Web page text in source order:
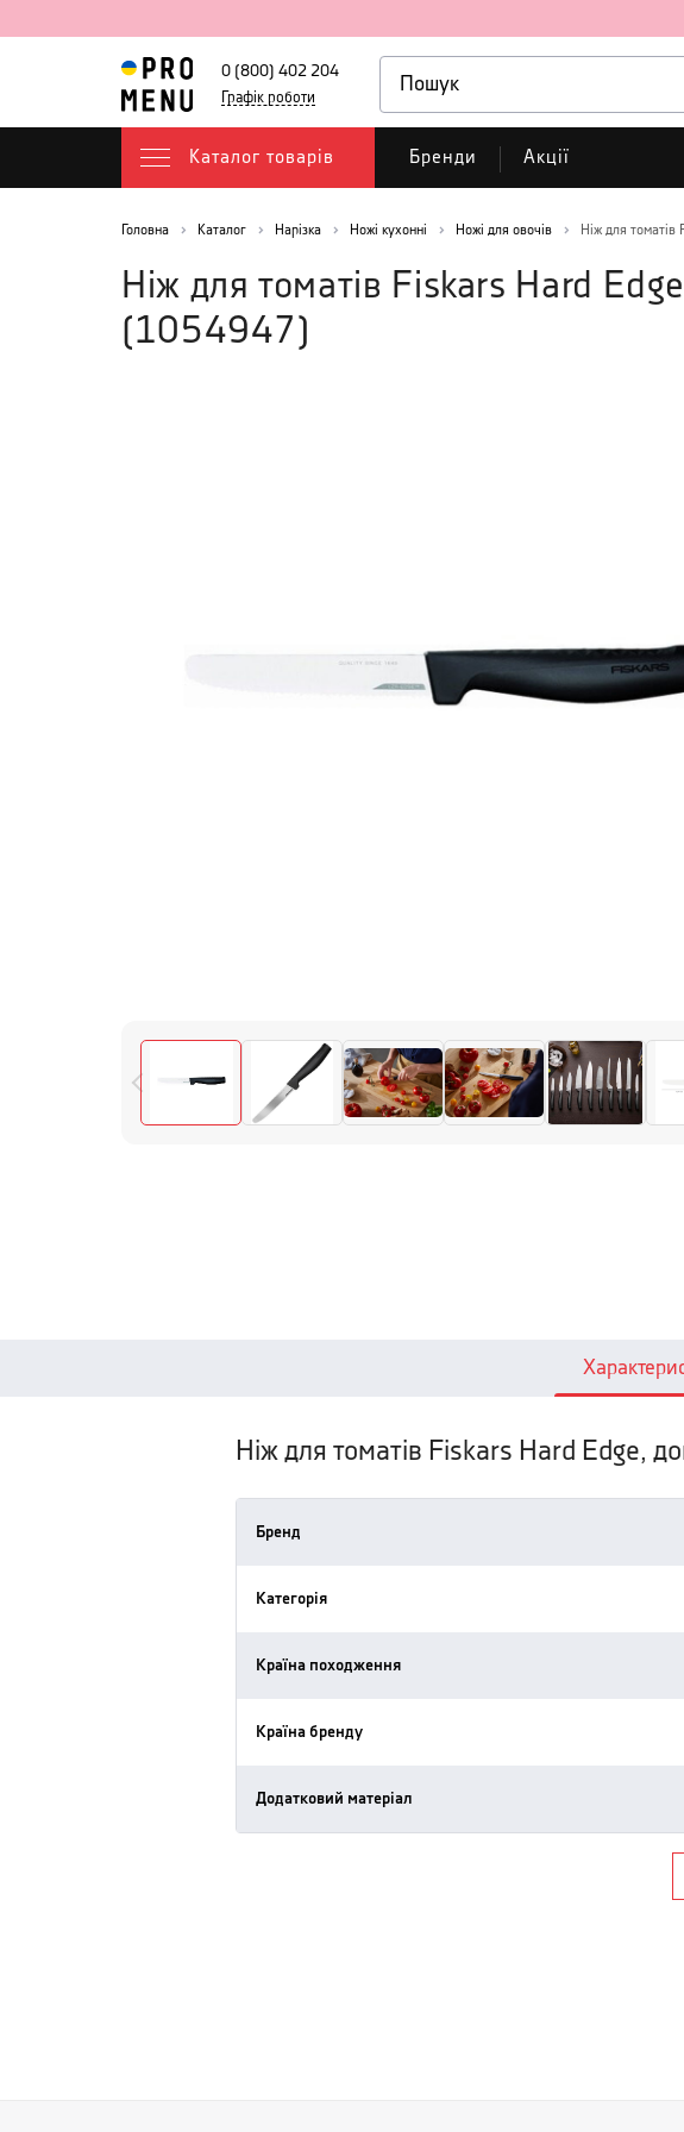
0 (800) 402 204
Графік роботи
Каталог товарів Бренди Акції
Головна Каталог Нарізка Ножі кухонні Ножі для овочів Ніж для
Ніж для томатів Fiskars Hard
( 1054947 )
Ніж для томатів Fiskars Hard Edge,
Бренд
Категорія
Країна походження
Країна бренду
Додатковий матеріал